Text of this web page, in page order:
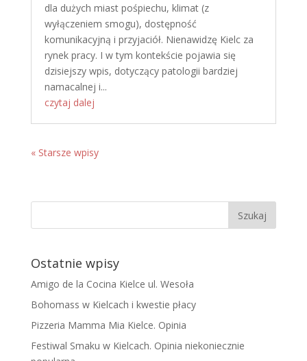
dla dużych miast pośpiechu, klimat (z
wyłączeniem smogu), dostępność
komunikacyjną i przyjaciół. Nienawidzę Kielc za
rynek pracy. I w tym kontekście pojawia się
dzisiejszy wpis, dotyczący patologii bardziej
namacalnej i...
czytaj dalej
« Starsze wpisy
Ostatnie wpisy
Amigo de la Cocina Kielce ul. Wesoła
Bohomass w Kielcach i kwestie płacy
Pizzeria Mamma Mia Kielce. Opinia
Festiwal Smaku w Kielcach. Opinia niekoniecznie